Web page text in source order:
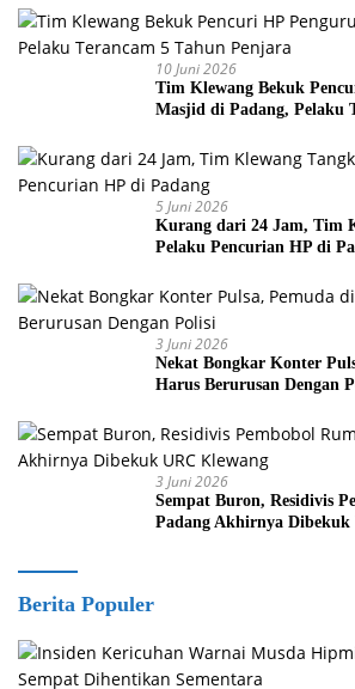
10 Juni 2026
Tim Klewang Bekuk
Masjid di Padang, Pelaku
5 Juni 2026
Kurang dari 24 Jam, Tim
Pelaku Pencurian HP di
3 Juni 2026
Nekat Bongkar Konter
Harus Berurusan Dengan
3 Juni 2026
Sempat Buron, Residivis
Padang Akhirnya Dibekuk
Berita Populer